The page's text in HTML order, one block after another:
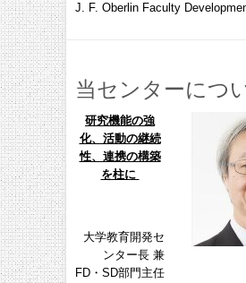
J. F. Oberlin Faculty
当センターにつ
研究機能の強
化、活動の継続
性、連携の構築
を柱に
大学教育開発セ
ンター長 兼
FD・SD部門主任